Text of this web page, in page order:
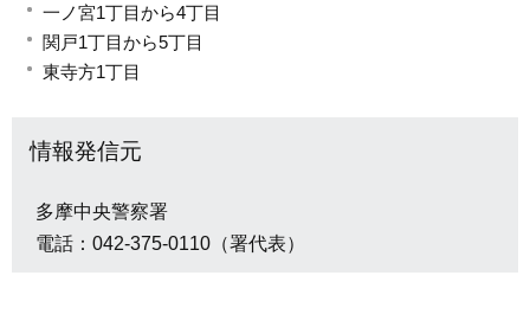
一ノ宮1丁目から4丁目
関戸1丁目から5丁目
東寺方1丁目
情報発信元
多摩中央警察署
電話：042-375-0110（署代表）